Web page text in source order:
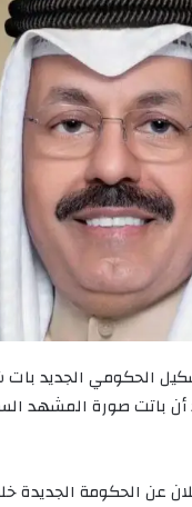
الحكومي الجديد
أن باتت صورة المشهد
عن الحكومة الجديدة